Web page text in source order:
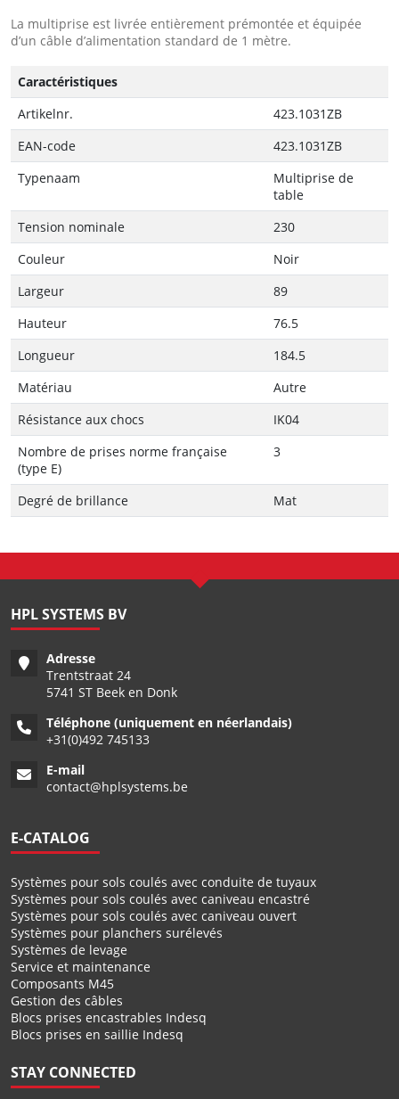
La multiprise est livrée entièrement prémontée et équipée
d’un câble d’alimentation standard de 1 mètre.
Caractéristiques
Artikelnr.
423.1031ZB
EAN-code
423.1031ZB
Typenaam
Multiprise de
table
Tension nominale
230
Couleur
Noir
Largeur
89
Hauteur
76.5
Longueur
184.5
Matériau
Autre
Résistance aux chocs
IK04
Nombre de prises norme française
(type E)
3
Degré de brillance Mat
HPL SYSTEMS BV
Adresse
Trentstraat 24
5741 ST Beek en Donk
Téléphone (uniquement en néerlandais)
+31(0)492 745133
E-mail
contact@hplsystems.be
E-CATALOG
Systèmes pour sols coulés avec conduite de tuyaux
Systèmes pour sols coulés avec caniveau encastré
Systèmes pour sols coulés avec caniveau ouvert
Systèmes pour planchers surélevés
Systèmes de levage
Service et maintenance
Composants M45
Gestion des câbles
Blocs prises encastrables Indesq
Blocs prises en saillie Indesq
STAY CONNECTED